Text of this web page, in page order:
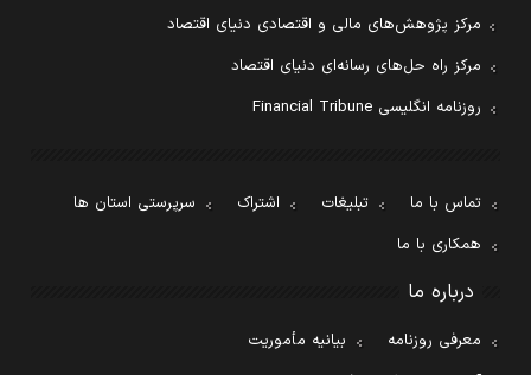
مرکز پژوهش‌های مالی و اقتصادی دنیای اقتصاد
مرکز راه حل‌های رسانه‌ای دنیای اقتصاد
روزنامه انگلیسی Financial Tribune
تماس با ما تبلیغات اشتراک
سرپرستی استان ها
همکاری با ما
درباره ما
معرفی روزنامه
بیانیه مأموریت